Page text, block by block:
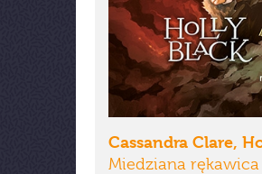
Cassandra Clare,
Miedziana rękawica